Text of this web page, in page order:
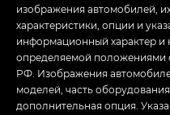
изображения автомобилей,
характеристики, опции и
информационный характер и
определяемой положениями
РФ. Изображения
моделей, часть
дополнительная опция.